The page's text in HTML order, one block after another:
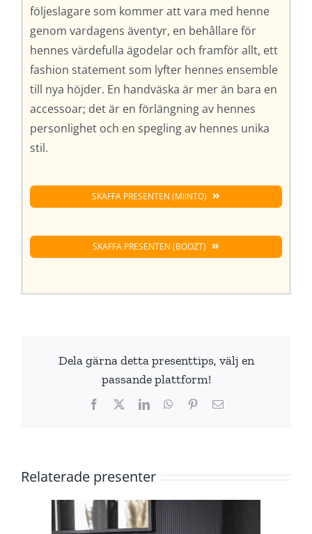
följeslagare som kommer att vara med henne
genom vardagens äventyr, en behållare för
hennes värdefulla ägodelar och framför allt, ett
fashion statement som lyfter hennes ensemble
till nya höjder. En handväska är mer än bara en
accessoar; det är en förlängning av hennes
personlighet och en spegling av hennes unika
stil.
SKAFFA PRESENTEN (MIINTO)
SKAFFA PRESENTEN (BOOZT)
Dela gärna detta presenttips, välj en
passande plattform!
Facebook LinkedInWhatsApp
Pinterest
E-
Relaterade presenter